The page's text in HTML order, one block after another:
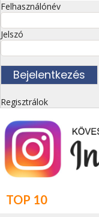
Felhasználónév
Jelszó
Regisztrálok
TOP 10